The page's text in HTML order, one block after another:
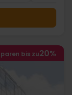
bis zu20%